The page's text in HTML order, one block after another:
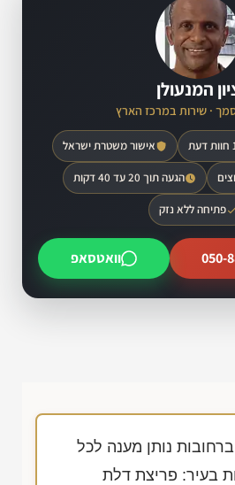
המנעולן
· שירות במרכז הארץ
אישור משטרת ישראל
הגעה תוך 20 עד 40 דקות
פתיחה ללא נזק
050- וואטסאפ
ברחובות נותן מענה לכל
בעיר: פריצת דלת